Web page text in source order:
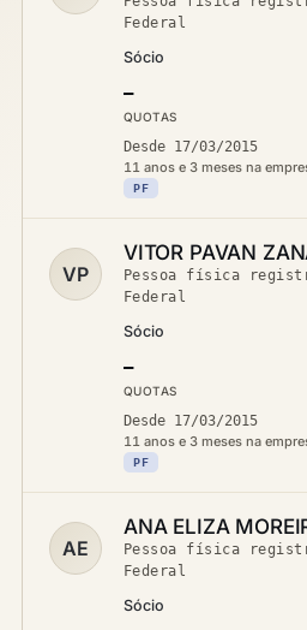
Federal
Sócio
—
QUOTAS
Desde 17/03/2015
11 anos e 3 meses na
PF
VP
VITOR PAVAN
Pessoa física
Federal
Sócio
—
QUOTAS
Desde 17/03/2015
11 anos e 3 meses na
PF
AE
ANA ELIZA
Pessoa física
Federal
Sócio